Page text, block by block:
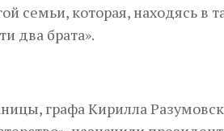
семьи, которая, находясь в
два брата».
графа Кирилла